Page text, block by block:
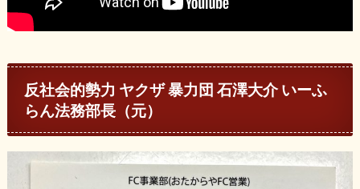
反社会的勢力 ヤクザ 暴力団 石澤大介 いーふ
らん法務部長（元）